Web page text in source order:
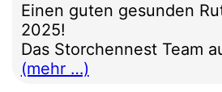
Einen guten gesunden
2025!
Das Storchennest Team
(mehr …)